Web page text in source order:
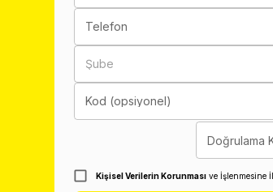
Telefon
Şube
Kod (opsiyonel)
Doğrulama
Kişisel Verilerin Korunması ve İşlenmesine